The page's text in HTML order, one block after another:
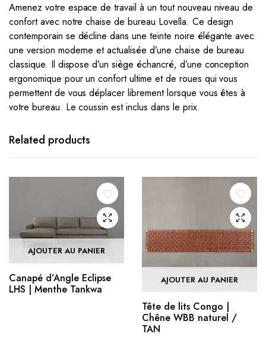
Amenez votre espace de travail à un tout nouveau niveau de
confort avec notre chaise de bureau Lovella. Ce design
contemporain se décline dans une teinte noire élégante avec
une version moderne et actualisée d’une chaise de bureau
classique. Il dispose d’un siège échancré, d’une conception
ergonomique pour un confort ultime et de roues qui vous
permettent de vous déplacer librement lorsque vous êtes à
votre bureau. Le coussin est inclus dans le prix.
Related products
AJOUTER AU PANIER
Canapé d’Angle Eclipse
LHS | Menthe Tankwa
AJOUTER AU PANIER
Tête de lits Congo |
Chêne WBB naturel /
TAN